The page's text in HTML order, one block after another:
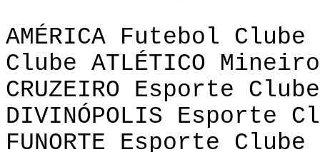
AMÉRICA Futebol
Clube ATLÉTICO
CRUZEIRO Esporte
DIVINÓPOLIS Esporte
FUNORTE Esporte